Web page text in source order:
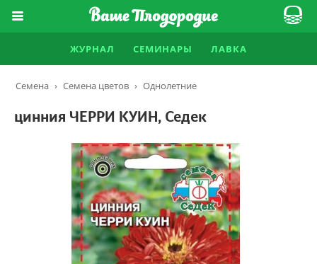
ЖУРНАЛ СЕМИНАРЫ ЛАВКА
Семена › Семена цветов › Однолетние
цинния ЧЕРРИ КУИН, Седек